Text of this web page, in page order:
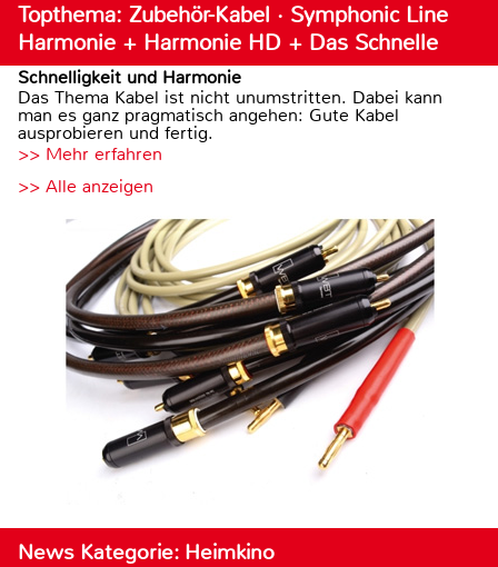
Topthema: Zubehör-Kabel · Symphonic Line
Harmonie + Harmonie HD + Das Schnelle
Schnelligkeit und Harmonie
Das Thema Kabel ist nicht unumstritten. Dabei kann
man es ganz pragmatisch angehen: Gute Kabel
ausprobieren und fertig.
>> Mehr erfahren
>> Alle anzeigen
News Kategorie: Heimkino